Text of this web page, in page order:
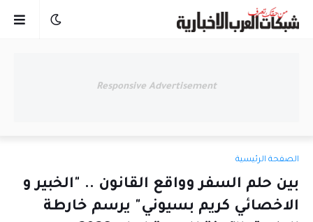
Responsive Advertisement
الصفحة الرئيسية
بين حلم السفر وواقع القانون .. "الخبير و
الاخصائي كريم بسيوني" يرسم خارطة